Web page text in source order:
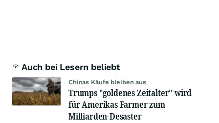
Auch bei Lesern beliebt
Chinas Käufe bleiben aus
Trumps "goldenes Zeitalter" wird
für Amerikas Farmer zum
Milliarden-Desaster